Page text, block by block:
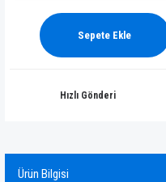
Sepete Ekle
Hızlı Gönderi
Ürün Bilgisi